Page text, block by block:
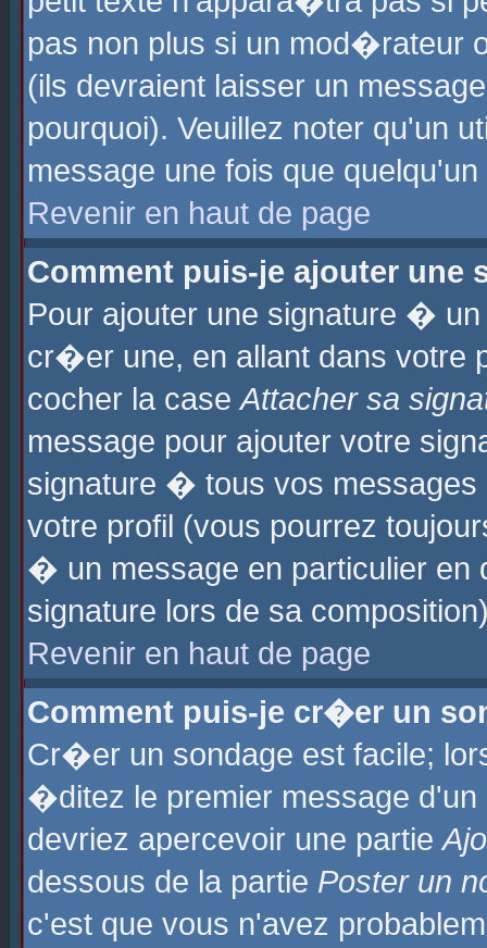
pas non plus si un mod�rateur
(ils devraient laisser un
pourquoi). Veuillez noter qu'un
message une fois que
Revenir en haut de page
Comment puis-je ajouter une
Pour ajouter une signature �
cr�er une, en allant dans
cocher la caseAttacher sa
message pour ajouter votre
signature � tous vos
votre profil (vous pourrez
� un message en particulier
signature lors de sa
Revenir en haut de page
Comment puis-je cr�er un
Cr�er un sondage est facile;
�ditez le premier message
devriez apercevoir une partie
dessous de la partie Poster un
c'est que vous n'avez